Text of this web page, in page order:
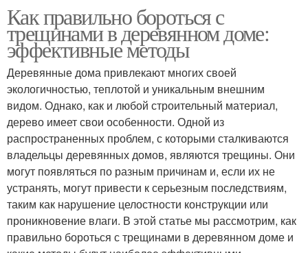
Как правильно бороться с
трещинами в деревянном доме:
эффективные методы
Деревянные дома привлекают многих своей
экологичностью, теплотой и уникальным внешним
видом. Однако, как и любой строительный материал,
дерево имеет свои особенности. Одной из
распространенных проблем, с которыми сталкиваются
владельцы деревянных домов, являются трещины. Они
могут появляться по разным причинам и, если их не
устранять, могут привести к серьезным последствиям,
таким как нарушение целостности конструкции или
проникновение влаги. В этой статье мы рассмотрим, как
правильно бороться с трещинами в деревянном доме и